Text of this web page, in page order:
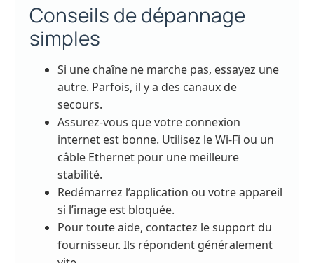
Conseils de dépannage
simples
Si une chaîne ne marche pas, essayez une
autre. Parfois, il y a des canaux de
secours.
Assurez-vous que votre connexion
internet est bonne. Utilisez le Wi-Fi ou un
câble Ethernet pour une meilleure
stabilité.
Redémarrez l’application ou votre appareil
si l’image est bloquée.
Pour toute aide, contactez le support du
fournisseur. Ils répondent généralement